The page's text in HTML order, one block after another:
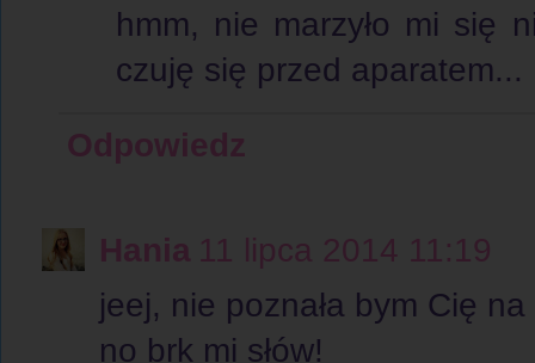
hmm, nie marzyło mi się
czuję się przed aparatem...
Odpowiedz
Hania 11 lipca 2014 11:19
jeej, nie poznała bym Cię
no brk mi słów!